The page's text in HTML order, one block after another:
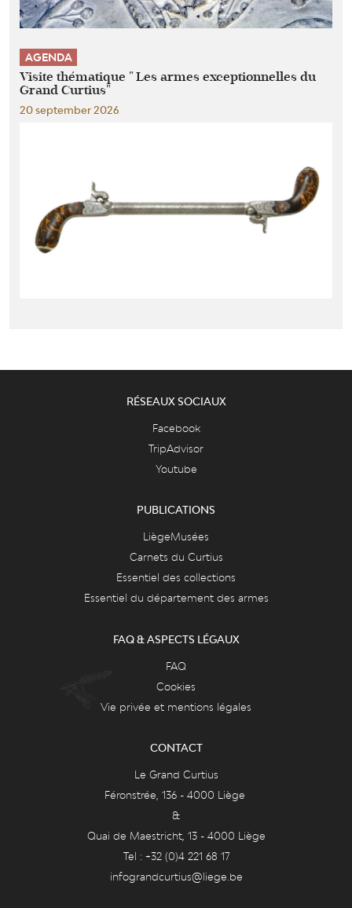
AGENDA
Visite thématique " Les armes exceptionnelles du
Grand Curtius"
20 september 2026
RÉSEAUX SOCIAUX
Facebook
TripAdvisor
Youtube
PUBLICATIONS
LiègeMusées
Carnets du Curtius
Essentiel des collections
Essentiel du département des armes
FAQ & ASPECTS LÉGAUX
FAQ
Cookies
Vie privée et mentions légales
CONTACT
Le Grand Curtius
Féronstrée, 136 - 4000 Liège
&
Quai de Maestricht, 13 - 4000 Liège
Tel : +32 (0)4 221 68 17
infograndcurtius@liege.be